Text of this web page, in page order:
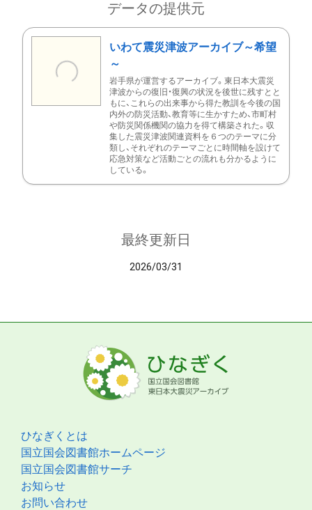
データの提供元
いわて震災津波アーカイブ～希望
～
岩手県が運営するアーカイブ。東日本大震災
津波からの復旧・復興の状況を後世に残すとと
もに、これらの出来事から得た教訓を今後の国
内外の防災活動、教育等に生かすため、市町村
や防災関係機関の協力を得て構築された。収
集した震災津波関連資料を６つのテーマに分
類し、それぞれのテーマごとに時間軸を設けて
応急対策など活動ごとの流れも分かるように
している。
最終更新日
2026/03/31
ひなぎくとは
国立国会図書館ホームページ
国立国会図書館サーチ
お知らせ
お問い合わせ